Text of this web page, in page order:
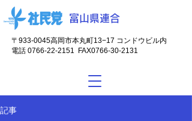
富山県連合
〒933-0045高岡市本丸町13−17 コンドウビル内
電話 0766-22-2151 FAX0766-30-2131
記事